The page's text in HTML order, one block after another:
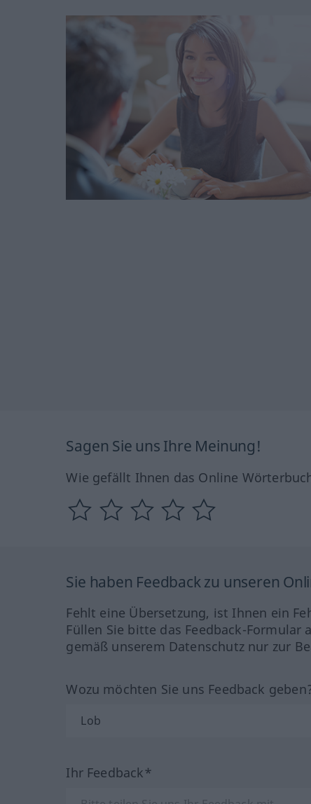
Sagen Sie uns Ihre Meinung!
Wie gefällt Ihnen das Online
Sie haben Feedback zu unseren
Fehlt eine Übersetzung, ist Ihnen ein
Füllen Sie bitte das Feedback-
gemäß unserem Datenschutz nur zur
Wozu möchten Sie uns Feedback
Ihr Feedback*